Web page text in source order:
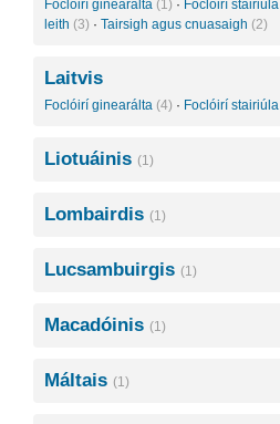
Foclóirí ginearálta (1) · Foclóirí stairiúla
leith (3) · Tairsigh agus cnuasaigh (2)
Laitvis
Foclóirí ginearálta (4) · Foclóirí stairiúla
Liotuáinis (1)
Lombairdis (1)
Lucsambuirgis (1)
Macadóinis (1)
Máltais (1)